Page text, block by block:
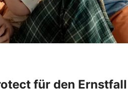
für den Ernstfall